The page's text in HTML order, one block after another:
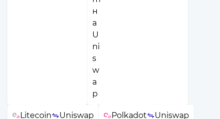
Litecoin Uniswap Polkadot Uniswap